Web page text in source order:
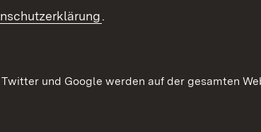
Erlasse und .
und Google werden auf der gesamten